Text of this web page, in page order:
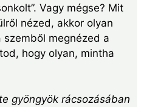
Vagy mégse? Mit
nézed, akkor olyan
megnézed a
hogy olyan, mintha
gyöngyök rácsozásában